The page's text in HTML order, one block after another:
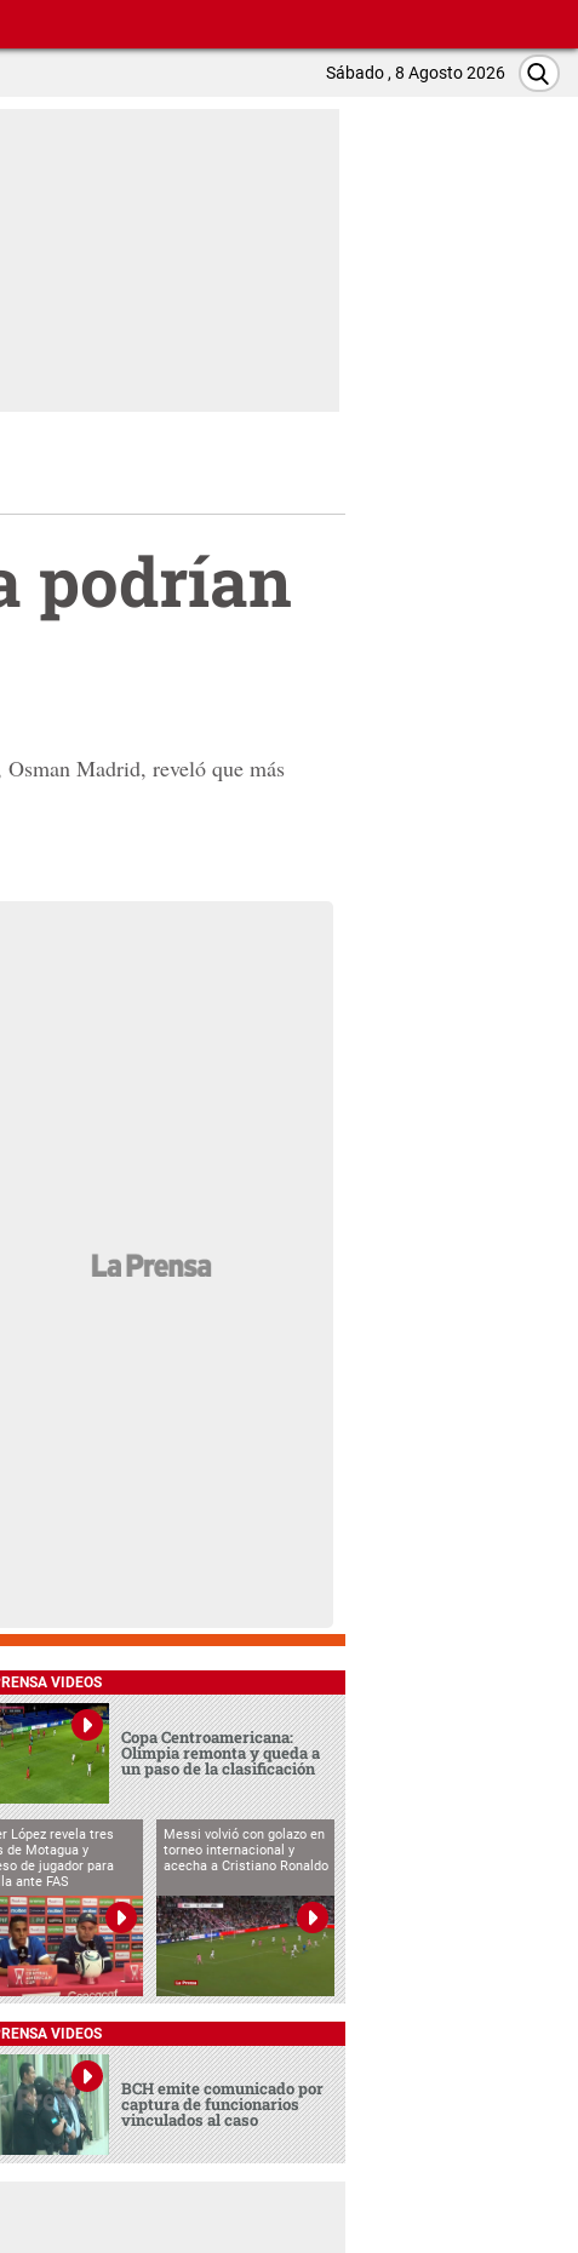
Sábado , 8 Agosto 2026
podrían
Madrid, reveló que más
VIDEOS
Copa Centroamericana:
Olimpia remonta y queda a
un paso de la clasificación
López revela tres
de Motagua y
de jugador para
ante FAS
Messi volvió con golazo en
torneo internacional y
acecha a Cristiano Ronaldo
VIDEOS
BCH emite comunicado por
captura de funcionarios
vinculados al caso